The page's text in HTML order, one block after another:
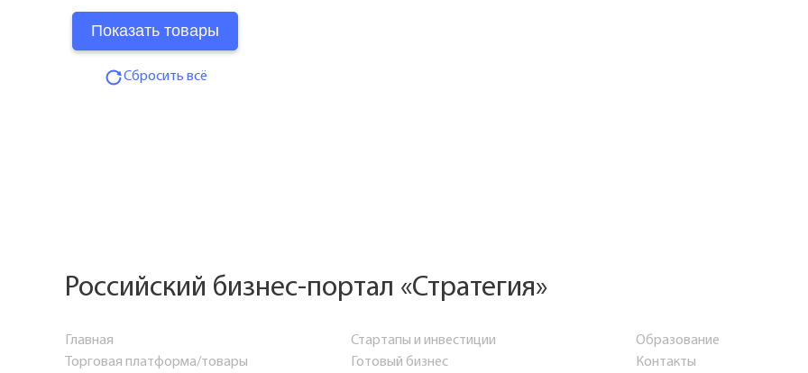
Сбросить всё
Российский бизнес-портал «Стратегия»
Главная
Торговая платформа/товары
Стартапы и инвестиции
Готовый бизнес
Образование
Контакты